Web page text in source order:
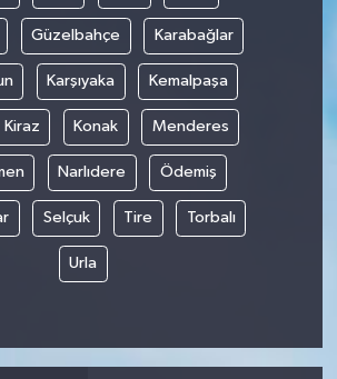
Güzelbahçe Karabağlar
Karşıyaka Kemalpaşa
Kiraz Konak Menderes
Narlıdere Ödemiş
Selçuk Tire Torbalı
Urla